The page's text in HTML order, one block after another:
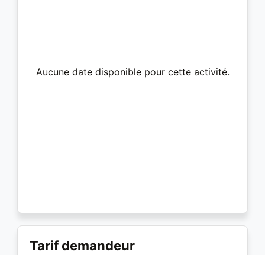
Aucune date disponible pour cette activité.
Tarif demandeur